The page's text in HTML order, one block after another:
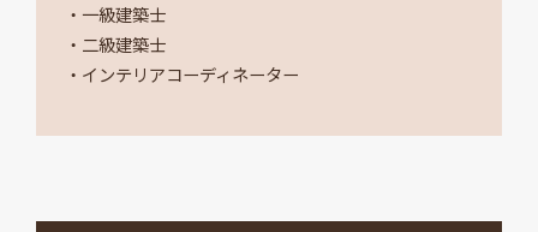
・一級建築士
・二級建築士
・インテリアコーディネーター